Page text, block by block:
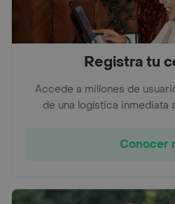
Registra tu
Accede a millones de
de una logística inmediata
Conocer